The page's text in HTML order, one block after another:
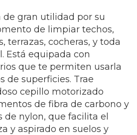
de gran utilidad por su
de limpiar techos,
terrazas, cocheras, y toda
Está equipada con
que te permiten usarla
de superficies. Trae
cepillo motorizado
de fibra de carbono y
de nylon, que facilita el
y aspirado en suelos y